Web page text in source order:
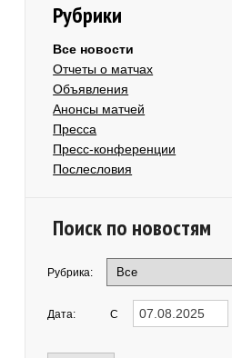
Рубрики
Все новости
Отчеты о матчах
Объявления
Анонсы матчей
Пресса
Пресс-конференции
Послесловия
Поиск по новостям
Рубрика:
Дата: С